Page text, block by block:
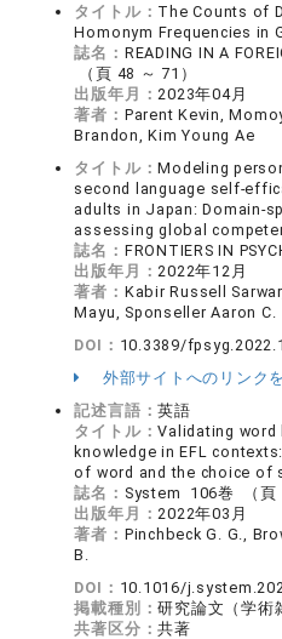
タイトル： The Counts of
Homonym Frequencies in
誌名： READING IN A
（頁 48 ～ 71）
出版年月： 2023年04月
著者： Parent Kevin,
Brandon, Kim Young Ae
タイトル：Modeling
second language self-
adults in Japan: Domain-
assessing global
誌名： FRONTIERS IN
出版年月： 2022年12月
著者： Kabir Russell
Mayu, Sponseller Aaron C.
DOI： 10.3389/
外部サイトへのリンク
記述言語：英語
タイトル：Validating
knowledge in EFL
of word and the choice of
誌名： System 106巻 （頁
出版年月： 2022年03月
著者： Pinchbeck G. G.,
B.
DOI： 10.1016/
掲載種別：研究論文（学術
共著区分：共著